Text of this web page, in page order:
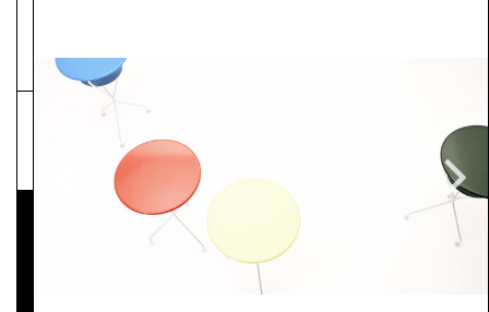
Pressematerial